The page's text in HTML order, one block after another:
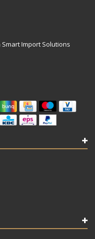
Import Solutions